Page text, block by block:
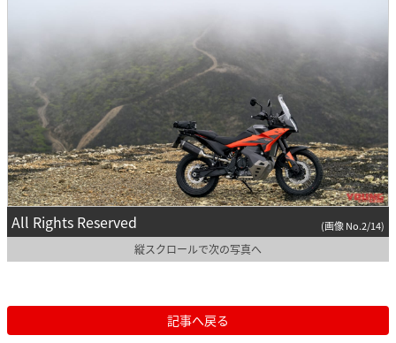
All Rights Reserved (画像 No.2/14)
縦スクロールで次の写真へ
記事へ戻る